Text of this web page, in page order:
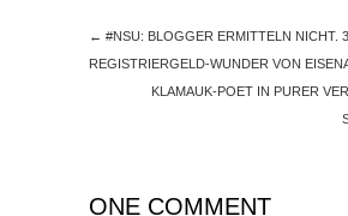
← #NSU: BLOGGER ERMITTELN NICHT.
REGISTRIERGELD-WUNDER VON
KLAMAUK-POET IN PURER
ONE COMMENT